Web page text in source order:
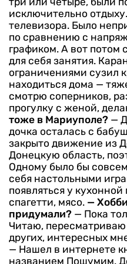
исключительно
телевизора. Было
по сравнению с
графиком. А вот потом
для себя занятия.
ограничениями сузил
находиться дома —
смотрю соперников,
прогулку с женой,
тоже в Мариуполе? —
дочка осталась с
закрыто движение из
Донецкую область,
Одному было бы
себя настольными
появляться у
спагетти, мясо. —
придумали? — Пока
Читаю,
других, интересных
— Нашел в интернете
названием Пошумим.